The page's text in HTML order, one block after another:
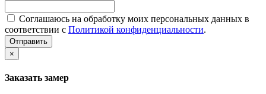
Соглашаюсь на обработку моих персональных данных в
соответствии с Политикой конфиденциальности.
Отправить
×
Заказать замер